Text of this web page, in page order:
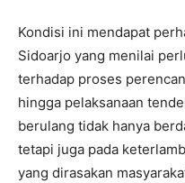
Kondisi ini mendapat
Sidoarjo yang menilai
terhadap proses
hingga pelaksanaan
berulang tidak hanya
tetapi juga pada
yang dirasakan